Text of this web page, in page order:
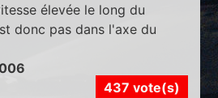
élevée le long du
donc pas dans l'axe du
437 vote(s)